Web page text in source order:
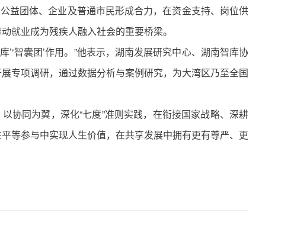
益团体、企业及普通市民形成合力，在资金支持、岗位供
就业成为残疾人融入社会的重要桥梁。
智囊团’作用。”他表示，湖南发展研究中心、湖南智库协
专项调研，通过数据分析与案例研究，为大湾区乃至全国
协同为翼，深化“七度”准则实践，在衔接国家战略、深耕
等参与中实现人生价值，在共享发展中拥有更有尊严、更